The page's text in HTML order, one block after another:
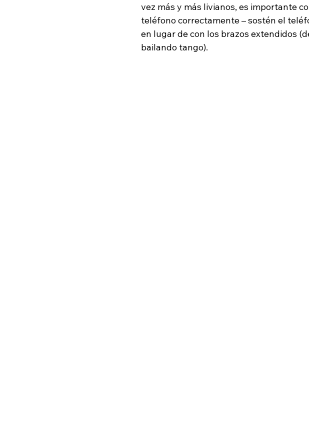
vez más y más livianos, es importante
teléfono correctamente – sostén el
en lugar de con los brazos extendidos
bailando tango).